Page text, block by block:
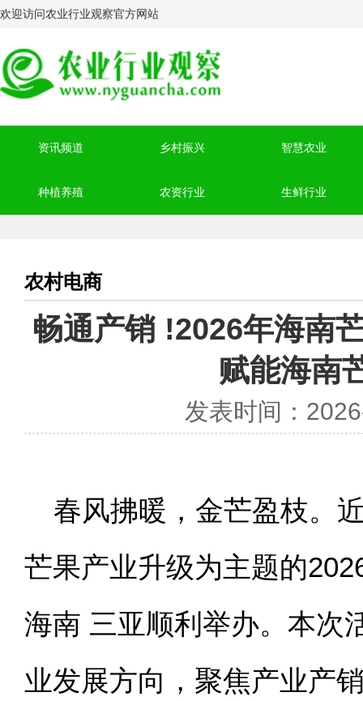
欢迎访问农业行业观察官方网站
资讯频道 乡村振兴 智慧农业
种植养殖 农资行业 生鲜行业
农村电商
畅通产销 !2026年海南
赋能海南
发表时间：
春风拂暖，金芒盈枝。
芒果产业升级为主题的
海南 三亚顺利举办。本次
业发展方向，聚焦产业产